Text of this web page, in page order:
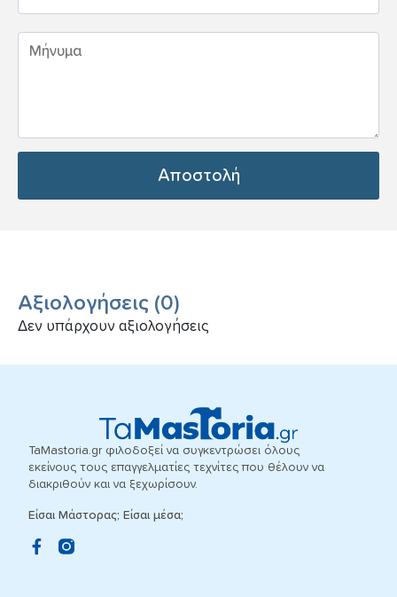
Αποστολή
Αξιολογήσεις (0)
Δεν υπάρχουν αξιολογήσεις
TaMastoria.gr φιλοδοξεί να συγκεντρώσει όλους
εκείνους τους επαγγελματίες τεχνίτες που θέλουν να
διακριθούν και να ξεχωρίσουν.
Είσαι Μάστορας; Είσαι μέσα;